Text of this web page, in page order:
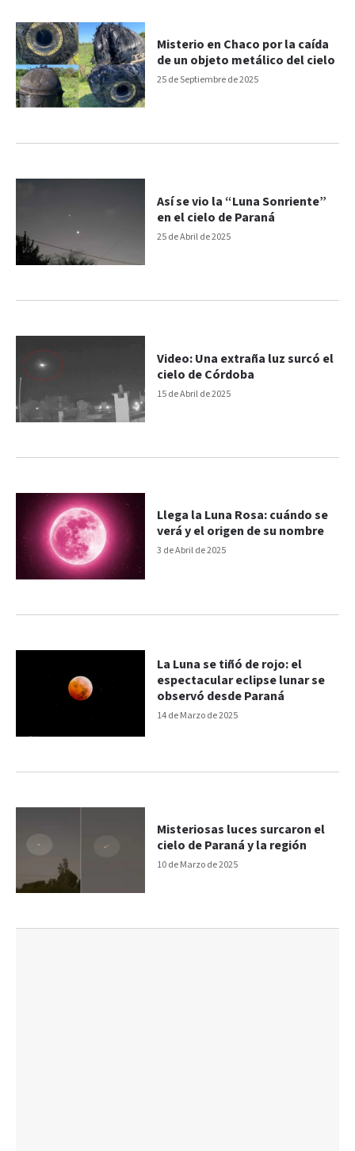
25 de Septiembre de 2025
Misterio en Chaco por la caída
de un objeto metálico del cielo
25 de Abril de 2025
Así se vio la “Luna Sonriente”
en el cielo de Paraná
15 de Abril de 2025
Video: Una extraña luz surcó el
cielo de Córdoba
3 de Abril de 2025
Llega la Luna Rosa: cuándo se
verá y el origen de su nombre
14 de Marzo de 2025
La Luna se tiñó de rojo: el
espectacular eclipse lunar se
observó desde Paraná
10 de Marzo de 2025
Misteriosas luces surcaron el
cielo de Paraná y la región